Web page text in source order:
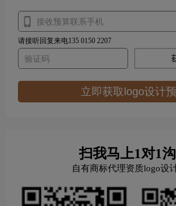
请接听回复来电135 0150 2207
立即获取logo设计
扫我马上1对1
自有商标代理资质logo设